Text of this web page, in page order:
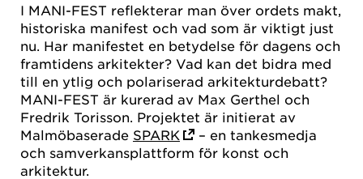
I MANI-FEST reflekterar man över ordets makt,
historiska manifest och vad som är viktigt just
nu. Har manifestet en betydelse för dagens och
framtidens arkitekter? Vad kan det bidra med
till en ytlig och polariserad arkitekturdebatt?
MANI-FEST är kurerad av Max Gerthel och
Fredrik Torisson. Projektet är initierat av
Malmöbaserade SPARK
– en tankesmedja
och samverkansplattform för konst och
arkitektur.